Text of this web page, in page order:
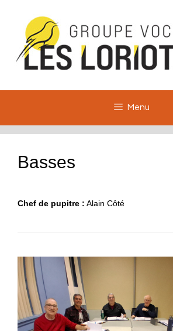
contenu
Menu
Basses
Chef de pupitre : Alain Côté